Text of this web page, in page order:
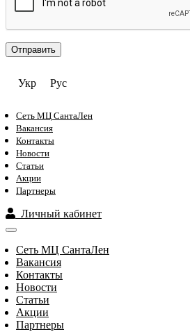
Укр Рус
Сеть МЦ СантаЛен
Вакансия
Контакты
Новости
Статьи
Акции
Партнеры
Личный кабинет
Сеть МЦ СантаЛен
Вакансия
Контакты
Новости
Статьи
Акции
Партнеры